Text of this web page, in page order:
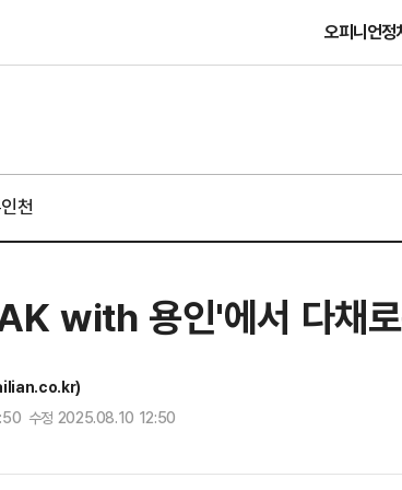
오피니언정
인천
with 용인'에서 다채
수정 2025.08.10 12:50